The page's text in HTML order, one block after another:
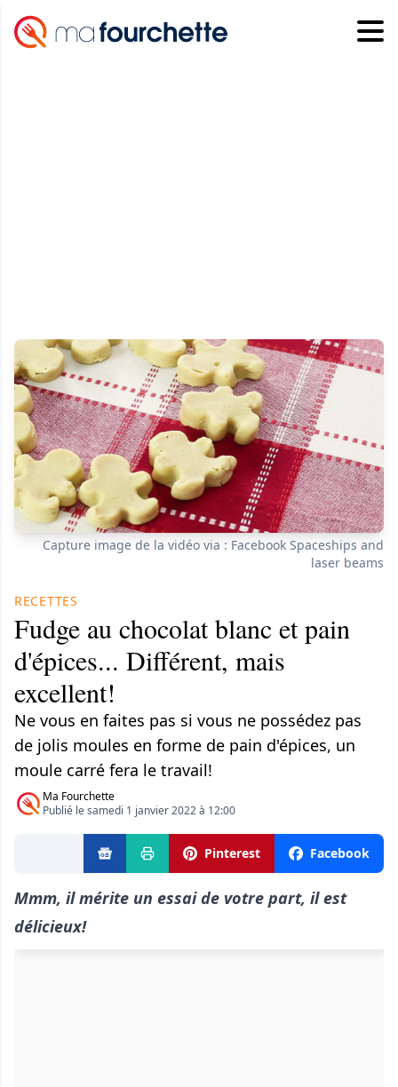
Capture image de la vidéo via : Facebook Spaceships and
laser beams
RECETTES
Fudge au chocolat blanc et pain
d'épices... Différent, mais
excellent!
Ne vous en faites pas si vous ne possédez pas
de jolis moules en forme de pain d'épices, un
moule carré fera le travail!
Ma Fourchette
Publié le samedi 1 janvier 2022 à 12:00
Pinterest Facebook
Mmm, il mérite un essai de votre part, il est
délicieux!